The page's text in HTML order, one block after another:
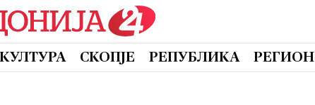
КУЛТУРА СКОПЈЕ РЕПУБЛИКА РЕГИОН